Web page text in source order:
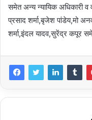
समेत अन्य न्यायिक अधिकारी व
प्रसाद शर्मा,बृजेश पांडेय,मो
शर्मा,इंदल यादव,सुरेंद्र कपूर